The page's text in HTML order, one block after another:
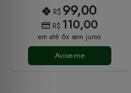
R$ 99,00
R$ 110,00
em até 6x sem juros
Avise-me